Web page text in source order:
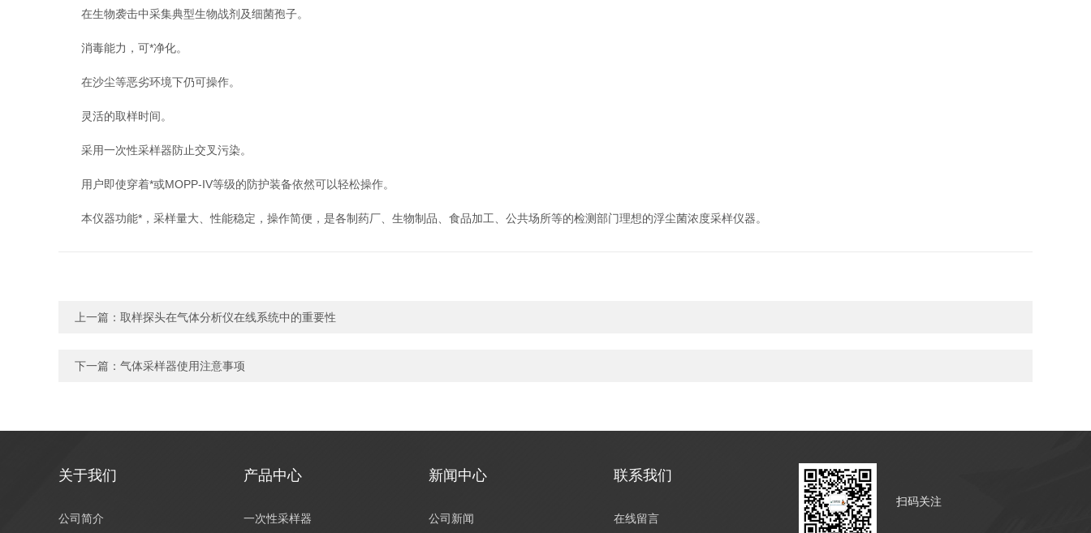
在生物袭击中采集典型生物战剂及细菌孢子。
消毒能力，可*净化。
在沙尘等恶劣环境下仍可操作。
灵活的取样时间。
采用一次性采样器防止交叉污染。
用户即使穿着*或MOPP-IV等级的防护装备依然可以轻松操作。
本仪器功能*，采样量大、性能稳定，操作简便，是各制药厂、生物制品、食品加工、公共场所等的检测部门理想的浮尘菌浓度采样仪器。
上一篇： 取样探头在气体分析仪在线系统中的重要性
下一篇： 气体采样器使用注意事项
关于我们
公司简介
产品中心
一次性采样器
新闻中心
公司新闻
联系我们
在线留言
扫码关注